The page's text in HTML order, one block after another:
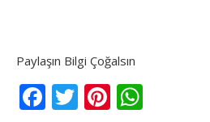
Paylaşın Bilgi Çoğalsın
Facebook
TwitterPinterest